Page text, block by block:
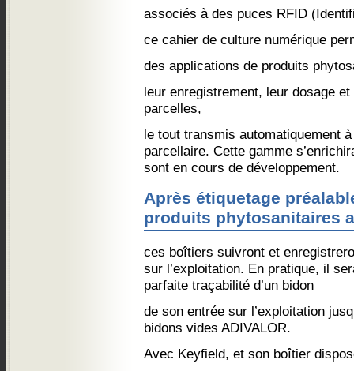
associés à des puces RFID
ce cahier de culture numérique
des applications de produits
leur enregistrement, leur dosage
parcelles,
le tout transmis automatiquement
parcellaire. Cette gamme
sont en cours de développement.
Après étiquetage
produits phytosanitaires
ces boîtiers suivront et
sur l’exploitation. En pratique, il
parfaite traçabilité d’un bidon
de son entrée sur l’exploitation
bidons vides ADIVALOR.
Avec Keyfield, et son boîtier